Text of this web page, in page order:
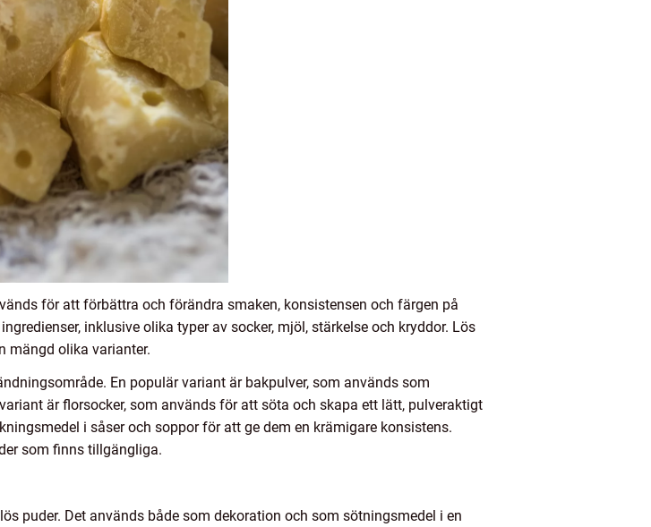
för att förbättra och förändra smaken, konsistensen och färgen på
inklusive olika typer av socker, mjöl, stärkelse och kryddor. Lös
mängd olika varianter.
En populär variant är bakpulver, som används som
är florsocker, som används för att söta och skapa ett lätt, pulveraktigt
i såser och soppor för att ge dem en krämigare konsistens.
som finns tillgängliga.
puder. Det används både som dekoration och som sötningsmedel i en